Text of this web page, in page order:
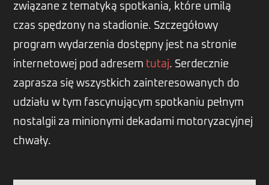
związane z tematyką spotkania, które umilą
czas spędzony na stadionie. Szczegółowy
program wydarzenia dostępny jest na stronie
internetowej pod adresem tutaj. Serdecznie
zaprasza się wszystkich zainteresowanych do
udziału w tym fascynującym spotkaniu pełnym
nostalgii za minionymi dekadami motoryzacyjnej
chwały.